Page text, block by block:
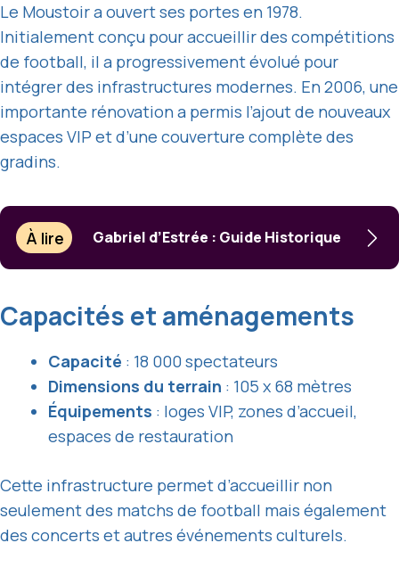
Le Moustoir a ouvert ses portes en 1978.
Initialement conçu pour accueillir des compétitions
de football, il a progressivement évolué pour
intégrer des infrastructures modernes. En 2006, une
importante rénovation a permis l’ajout de nouveaux
espaces VIP et d’une couverture complète des
gradins.
À lire Gabriel d’Estrée : Guide Historique
Capacités et aménagements
Capacité : 18 000 spectateurs
Dimensions du terrain : 105 x 68 mètres
Équipements : loges VIP, zones d’accueil,
espaces de restauration
Cette infrastructure permet d’accueillir non
seulement des matchs de football mais également
des concerts et autres événements culturels.